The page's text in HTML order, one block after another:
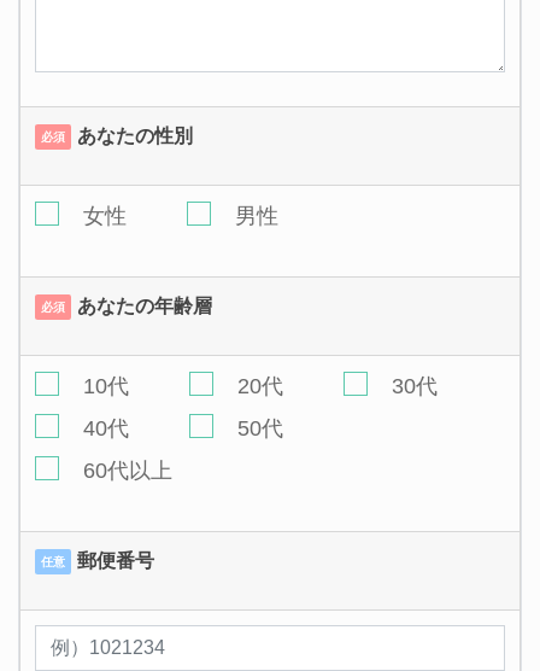
必須 あなたの性別
女性 男性
必須 あなたの年齢層
10代 20代
30代
40代
50代
60代以上
任意 郵便番号